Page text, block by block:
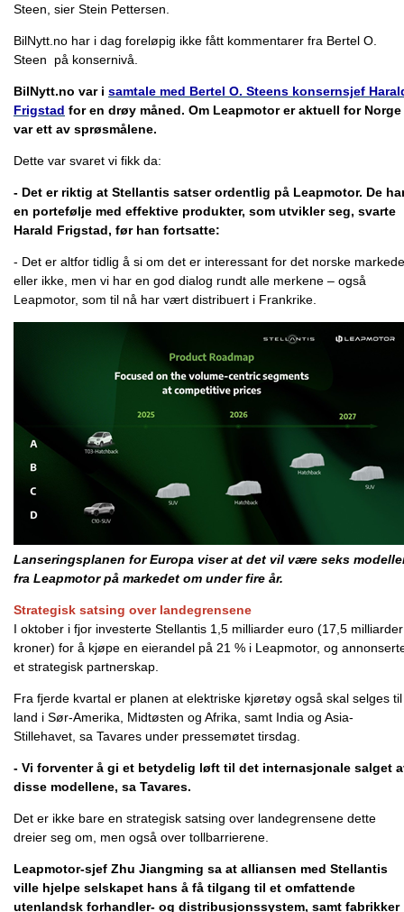
Steen, sier Stein Pettersen.
BilNytt.no har i dag foreløpig ikke fått kommentarer fra Bertel O.
Steen på konsernivå.
BilNytt.no var i samtale med Bertel O. Steens konsernsjef
Frigstad for en drøy måned. Om Leapmotor er aktuell for Norge
var ett av sprøsmålene.
Dette var svaret vi fikk da:
- Det er riktig at Stellantis satser ordentlig på Leapmotor. De
en portefølje med effektive produkter, som utvikler seg, svarte
Harald Frigstad, før han fortsatte:
- Det er altfor tidlig å si om det er interessant for det norske
eller ikke, men vi har en god dialog rundt alle merkene – også
Leapmotor, som til nå har vært distribuert i Frankrike.
Lanseringsplanen for Europa viser at det vil være seks
fra Leapmotor på markedet om under fire år.
Strategisk satsing over landegrensene
I oktober i fjor investerte Stellantis 1,5 milliarder euro (17,5 milliarder
kroner) for å kjøpe en eierandel på 21 % i Leapmotor, og
et strategisk partnerskap.
Fra fjerde kvartal er planen at elektriske kjøretøy også skal selges til
land i Sør-Amerika, Midtøsten og Afrika, samt India og Asia-
Stillehavet, sa Tavares under pressemøtet tirsdag.
- Vi forventer å gi et betydelig løft til det internasjonale salget
disse modellene, sa Tavares.
Det er ikke bare en strategisk satsing over landegrensene dette
dreier seg om, men også over tollbarrierene.
Leapmotor-sjef Zhu Jiangming sa at alliansen med Stellantis
ville hjelpe selskapet hans å få tilgang til et omfattende
utenlandsk forhandler- og distribusjonssystem, samt fabrikker